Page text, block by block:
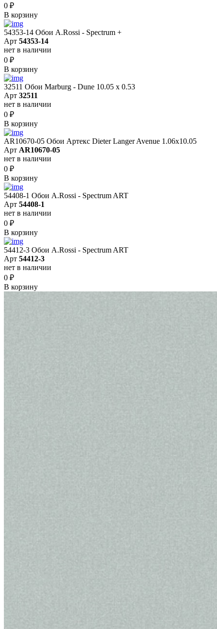
0 ₽
В корзину
54353-14 Обои A.Rossi - Spectrum +
Арт 54353-14
нет в наличии
0 ₽
В корзину
32511 Обои Marburg - Dune 10.05 х 0.53
Арт 32511
нет в наличии
0 ₽
В корзину
AR10670-05 Обои Артекс Dieter Langer Avenue 1.06x10.05
Арт AR10670-05
нет в наличии
0 ₽
В корзину
54408-1 Обои A.Rossi - Spectrum ART
Арт 54408-1
нет в наличии
0 ₽
В корзину
54412-3 Обои A.Rossi - Spectrum ART
Арт 54412-3
нет в наличии
0 ₽
В корзину